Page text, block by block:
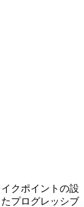
クポイントの設
プログレッシブ